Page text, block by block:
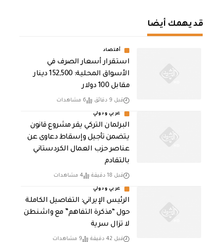
قد يهمك أيضا
أقتصاد
استقرار أسعار الصرف في
الأسواق المحلية: 152,500 دينار
مقابل 100 دولار
قبل 9 دقائق 6 مشاهدات
عربي ودولي
البرلمان التركي يقر مشروع قانون
يتضمن تأجيل وإسقاط دعاوى عن
عناصر حزب العمال الكردستاني
بالتقادم
قبل 18 دقيقة 4 مشاهدات
عربي ودولي
الرئيس الإيراني: التفاصيل الكاملة
حول “مذكرة التفاهم” مع واشنطن
لا تزال سرية
قبل 42 دقيقة 9 مشاهدات